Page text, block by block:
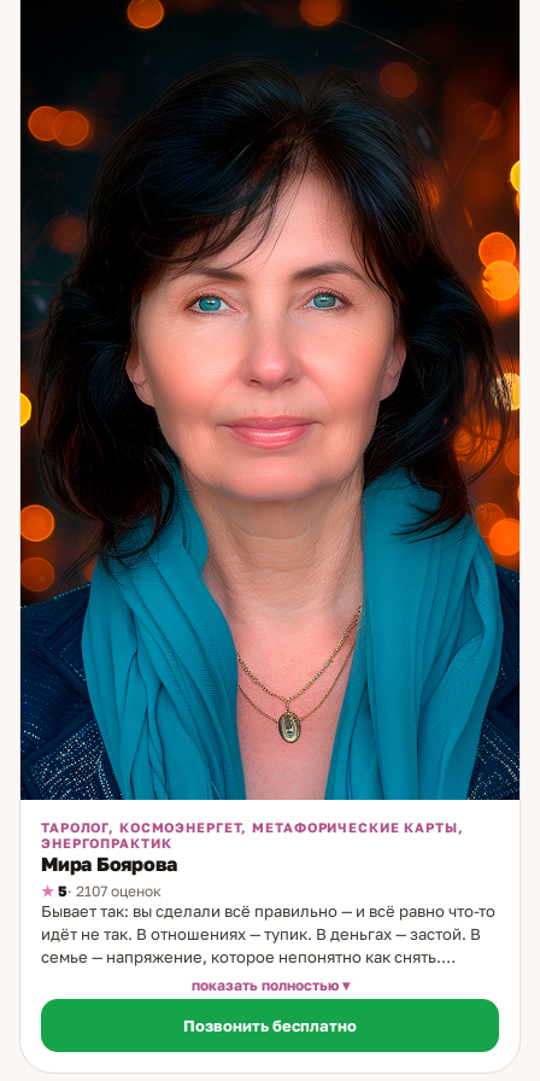
финансовых решениях. Работаю без запугивания — это
принципиально: инструмент ясности не должен
становиться источником давления. Если вы чувствуете,
что запутались и хотите увидеть картину целиком —
помогу разобраться без спешки и осуждения.
ТАРОЛОГ, КОСМОЭНЕРГЕТ, МЕТАФОРИЧЕСКИЕ КАРТЫ,
ЭНЕРГОПРАКТИК
Мира Боярова
5· 2107 оценок
Бывает так: вы сделали всё правильно — и всё равно что-то
идёт не так. В отношениях — тупик. В деньгах — застой. В
семье — напряжение, которое непонятно как снять.
Именно с таким приходят ко мне. Я таролог и
космоэнергет, практикую 35 лет. Мой путь начался в
детстве — до шести лет я жила у бабушки в деревне,
мудрой женщины, которая умела видеть людей. Эти
знания жили во мне долгие годы, пока после рождения
показать полностью
Позвонить бесплатно